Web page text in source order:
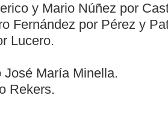
y Mario Núñez por
Fernández por Pérez y
Lucero.
María Minella.
Rekers.